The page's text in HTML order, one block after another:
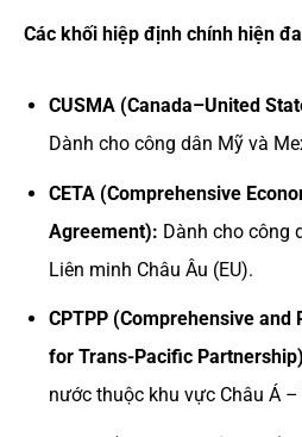
Các khối hiệp định chính hiện
CUSMA (Canada–United
Dành cho công dân Mỹ và
CETA (Comprehensive
Agreement): Dành cho công
Liên minh Châu Âu (EU).
CPTPP (Comprehensive
for Trans-Pacific
nước thuộc khu vực Châu Á